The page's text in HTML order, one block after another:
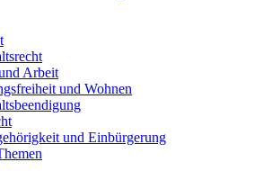
Arbeit
und Wohnen
und Einbürgerung